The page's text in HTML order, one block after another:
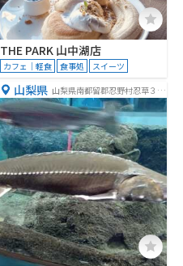
THE PARK 山中湖店
カフェ｜軽食 食事処 スイーツ
山梨県 山梨県南都留郡忍野村忍草３０
９８−１